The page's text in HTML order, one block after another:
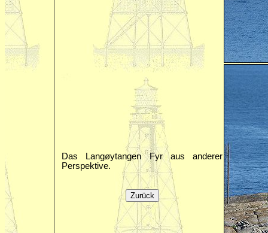
Das Langøytangen Fyr aus anderer
Perspektive.